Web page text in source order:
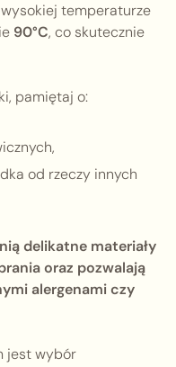
temperaturze
90°C, co skutecznie
pamiętaj o:
od rzeczy innych
delikatne materiały
oraz pozwalają
alergenami czy
jest wybór